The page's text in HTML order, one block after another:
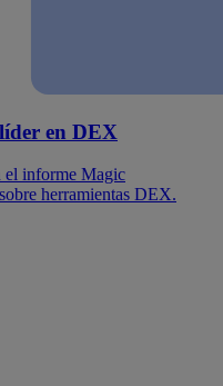
en DEX
el informe Magic
herramientas DEX.